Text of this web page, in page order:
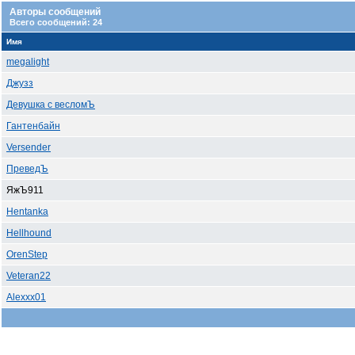
Авторы сообщений
Всего сообщений: 24
Имя
megalight
Джузз
Девушка с весломЪ
Гантенбайн
Versender
ПреведЪ
ЯжЪ911
Hentanka
Hellhound
OrenStep
Veteran22
Alexxx01